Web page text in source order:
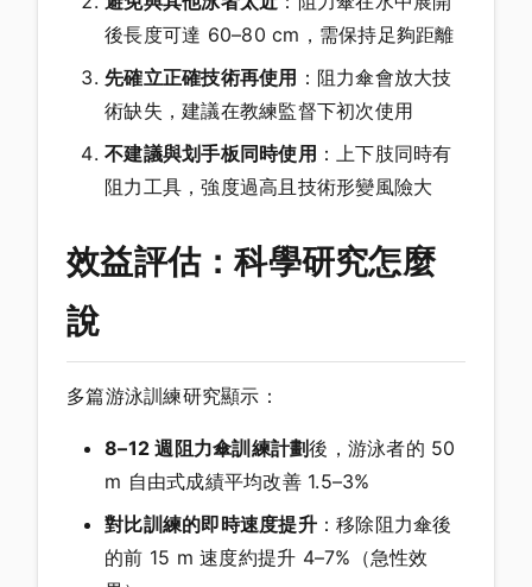
後長度可達 60–80 cm，需保持足夠距離
先確立正確技術再使用 ：阻力傘會放大技
術缺失，建議在教練監督下初次使用
不建議與划手板同時使用 ：上下肢同時有
阻力工具，強度過高且技術形變風險大
效益評估：科學研究怎麼
說
多篇游泳訓練研究顯示：
8–12 週阻力傘訓練計劃後，游泳者的 50
m 自由式成績平均改善 1.5–3%
對比訓練的即時速度提升：移除阻力傘後
的前 15 m 速度約提升 4–7%（急性效